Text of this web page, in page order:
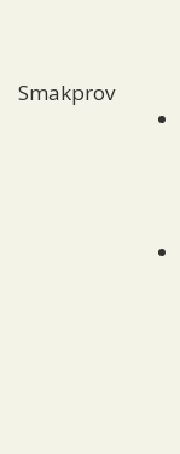
Smakprov